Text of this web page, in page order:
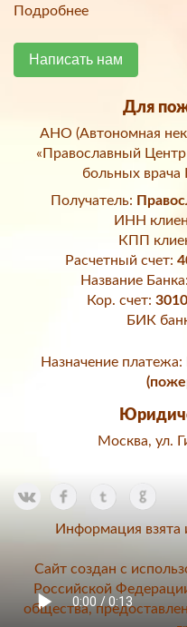
Подробнее
Написать нам
Для
АНО (Автономная
«Православный
больных врача
Получатель:
ИНН
КПП
Расчетный счет:
Название Банка:
Кор. счет:
БИК
Назначение платежа:
Москва, ул.
Информация взята
Сайт создан с
Российской
общества,